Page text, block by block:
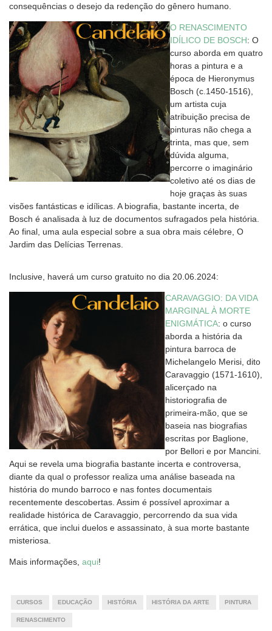
consequências o desejo da redenção do gênero humano.
O RENASCIMENTO
IDÍLICO DE BOSCH: O
curso aborda em quatro
horas a pintura e a
época de Hieronymus
Bosch (c.1450-1516),
um artista cuja
atribuição precisa de
pinturas não chega a
trinta, mas que, sem
dúvida alguma,
percorre o imaginário
coletivo até os dias de
hoje graças às suas
visões fantásticas e idílicas. A biografia, bastante incerta, de
Bosch é analisada à luz de documentos sufragados pela história.
Ao final, uma aula especial sobre a sua obra mais célebre, O
Jardim das Delícias Terrenas.
Inclusive, haverá um curso gratuito no dia 20.06.2024:
CARAVAGGIO: DA VIDA
MARGINAL À MORTE
ENIGMÁTICA: o curso
aborda a história da
pintura barroca de
Michelangelo Merisi, dito
Caravaggio (1571-1610),
alicerçado na
historiografia de
primeira-mão, que se
baseia nas biografias
escritas por Baglione,
por Bellori e por Mancini.
Aqui se revela uma biografia bastante incerta e controversa,
diante da qual o professor realiza uma análise baseada na
história do mundo barroco e nas fontes documentais
recentemente descobertas. Assim é possível aproximar a
realidade histórica de Caravaggio, percorrendo da sua vida
errática, que inclui duelos e assassinato, à sua morte bastante
misteriosa.
Mais informações, aqui!
CURSOS EDUCAÇÃO HISTÓRIA HISTÓRIA DA ARTE PINTURA
RENASCIMENTO